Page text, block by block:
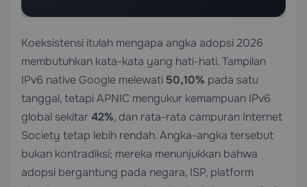
Koeksistensi itulah mengapa angka adopsi 2026
membutuhkan kata-kata yang hati-hati. Tampilan
IPv6 native Google melewati 50,10% pada satu
tanggal, tetapi APNIC mengukur kemampuan IPv6
global sekitar42%, dan rata-rata campuran Internet
Society tetap lebih rendah. Angka-angka tersebut
bukan kontradiksi; mereka menunjukkan bahwa
adopsi bergantung pada negara, ISP, platform